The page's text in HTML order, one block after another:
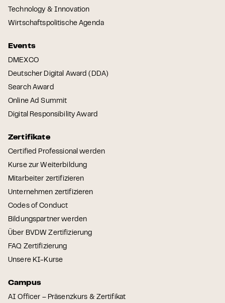
Technology & Innovation
Wirtschaftspolitische Agenda
Events
DMEXCO
Deutscher Digital Award (DDA)
Search Award
Online Ad Summit
Digital Responsibility Award
Zertifikate
Certified Professional werden
Kurse zur Weiterbildung
Mitarbeiter zertifizieren
Unternehmen zertifizieren
Codes of Conduct
Bildungspartner werden
Über BVDW Zertifizierung
FAQ Zertifizierung
Unsere KI-Kurse
Campus
AI Officer – Präsenzkurs & Zertifikat